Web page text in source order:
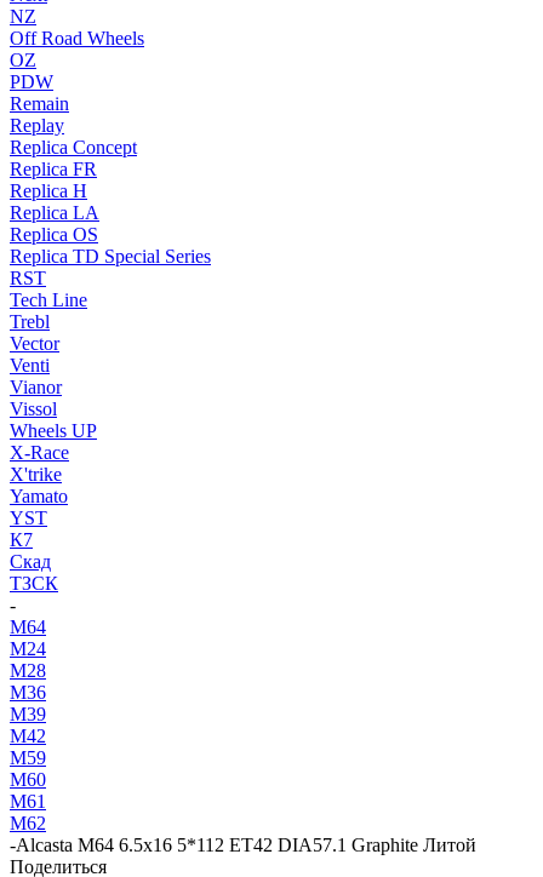
NZ
Off Road Wheels
OZ
PDW
Remain
Replay
Replica Concept
Replica FR
Replica H
Replica LA
Replica OS
Replica TD Special Series
RST
Tech Line
Trebl
Vector
Venti
Vianor
Vissol
Wheels UP
X-Race
X'trike
Yamato
YST
К7
Скад
ТЗСК
-
M64
M24
M28
M36
M39
M42
M59
M60
M61
M62
-Alcasta M64 6.5x16 5*112 ET42 DIA57.1 Graphite Литой
Поделиться